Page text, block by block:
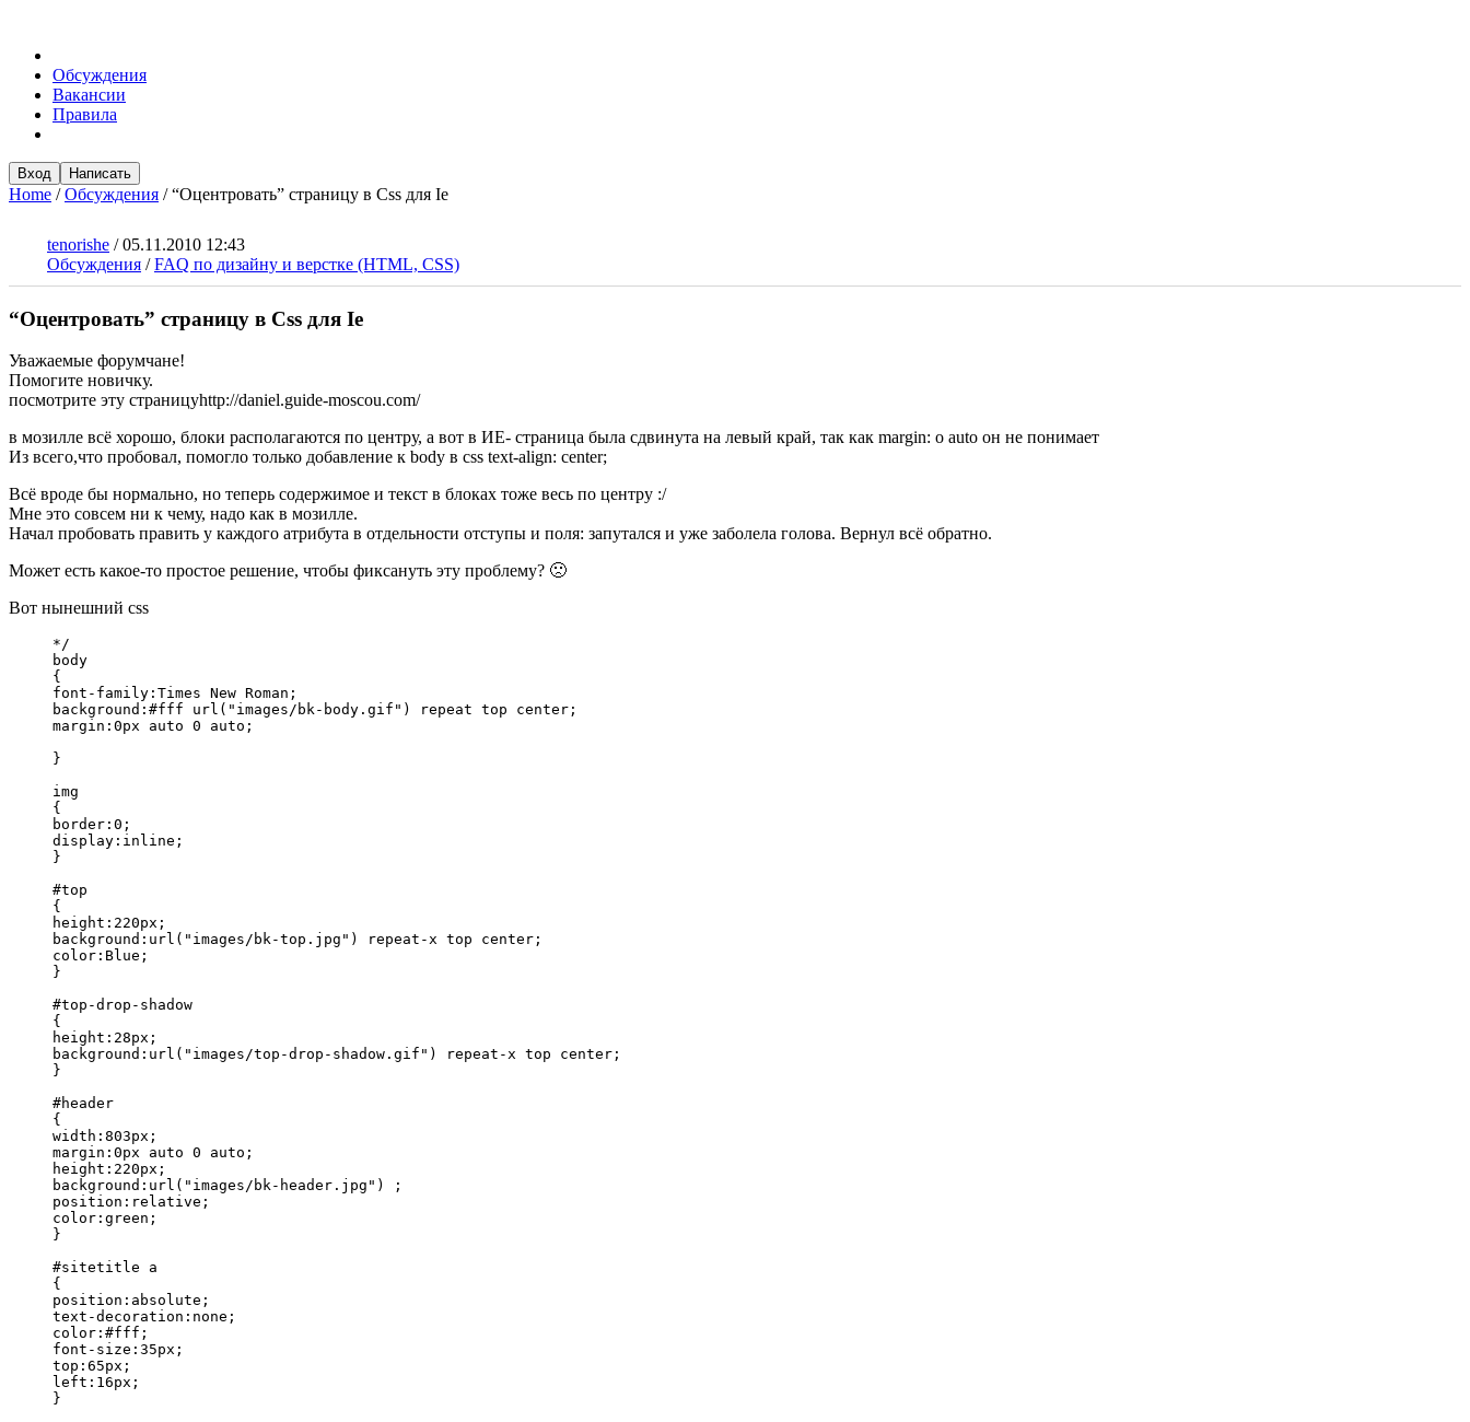
Обсуждения
Вакансии
Правила
Вход Написать
Home /Обсуждения /“Оцентровать” страницу в Css для Ie
tenorishe /05.11.2010 12:43
Обсуждения /FAQ по дизайну и верстке (HTML, CSS)
“Оцентровать” страницу в Css для Ie
Уважаемые форумчане!
Помогите новичку.
посмотрите эту страницуhttp://daniel.guide-moscou.com/
в мозилле всё хорошо, блоки располагаются по центру, а вот в ИЕ- страница была сдвинута на левый край, так как margin: o auto он не понимает
Из всего,что пробовал, помогло только добавление к body в css text-align: center;
Всё вроде бы нормально, но теперь содержимое и текст в блоках тоже весь по центру :/
Мне это совсем ни к чему, надо как в мозилле.
Начал пробовать править у каждого атрибута в отдельности отступы и поля: запутался и уже заболела голова. Вернул всё обратно.
Может есть какое-то простое решение, чтобы фиксануть эту проблему? 🙁
Вот нынешний css
*/
body
{
font-family:Times New Roman;
background:#fff url("images/bk-body.gif") repeat top center;
margin:0px auto 0 auto;
}
img
{
border:0;
display:inline;
}
#top
{
height:220px;
background:url("images/bk-top.jpg") repeat-x top center;
color:Blue;
}
#top-drop-shadow
{
height:28px;
background:url("images/top-drop-shadow.gif") repeat-x top center;
}
#header
{
width:803px;
margin:0px auto 0 auto;
height:220px;
background:url("images/bk-header.jpg") ;
position:relative;
color:green;
}
#sitetitle a
{
position:absolute;
text-decoration:none;
color:#fff;
font-size:35px;
top:65px;
left:16px;
}